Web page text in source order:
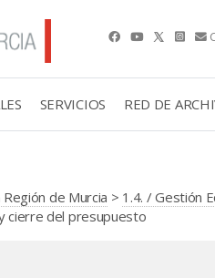
SERVICIOS RED DE
de Murcia > 1.4. / Gestión
cierre del presupuesto